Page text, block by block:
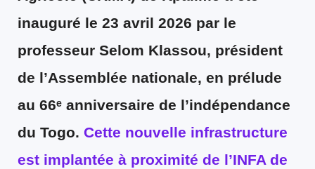
inauguré le 23 avril 2026 par le
professeur Selom Klassou, président
de l’Assemblée nationale, en prélude
au 66ᵉ anniversaire de l’indépendance
du Togo. Cette nouvelle infrastructure
est implantée à proximité de l’INFA de